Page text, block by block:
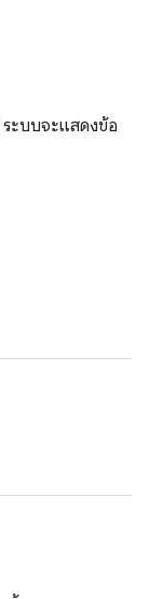
ะบบจะแสดงข้อ